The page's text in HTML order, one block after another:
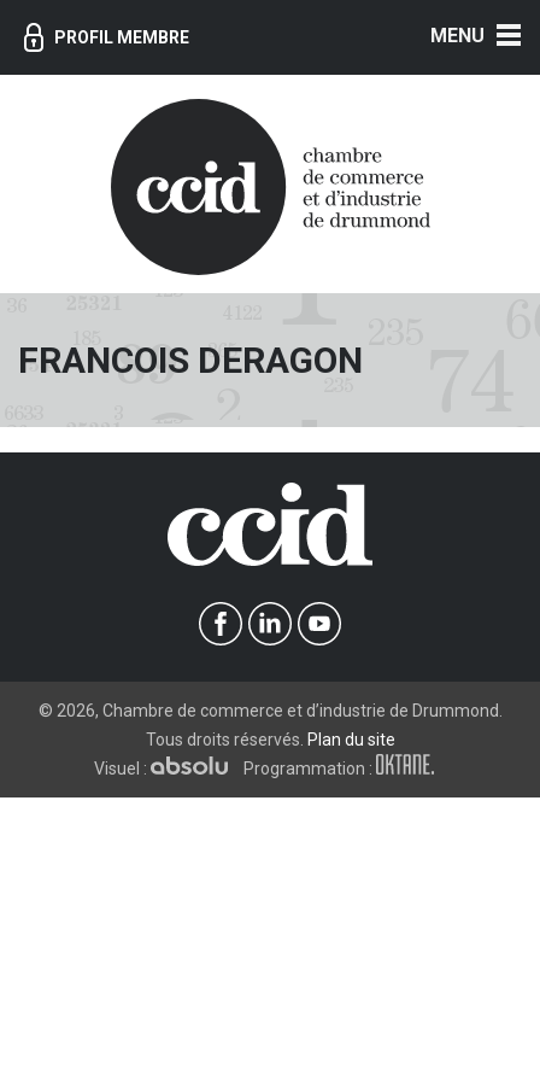
PROFIL MEMBRE
FRANCOIS DERAGON
© 2026, Chambre de commerce et d’industrie de Drummond.
Tous droits réservés. Plan du site
Visuel :
Programmation :
MENU